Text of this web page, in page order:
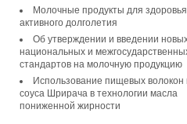
Молочные продукты для
активного долголетия
Об утверждении и введении
национальных и
стандартов на молочную продукцию
Использование пищевых волокон
соуса Шрирача в технологии масла
пониженной жирности